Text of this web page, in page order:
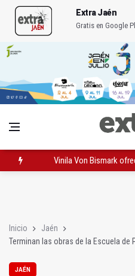
Extra Jaén
Gratis en Google
Vinila Von Bismark
Inicio
Jaén
Terminan las obras de la Escuela de
JAÉN